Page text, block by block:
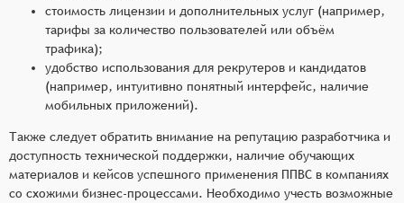
стоимость лицензии и дополнительных услуг (например,
тарифы за количество пользователей или объём
трафика);
удобство использования для рекрутеров и кандидатов
(например, интуитивно понятный интерфейс, наличие
мобильных приложений).
Также следует обратить внимание на репутацию разработчика и
доступность технической поддержки, наличие обучающих
материалов и кейсов успешного применения ППВС в компаниях
со схожими бизнес-процессами. Необходимо учесть возможные